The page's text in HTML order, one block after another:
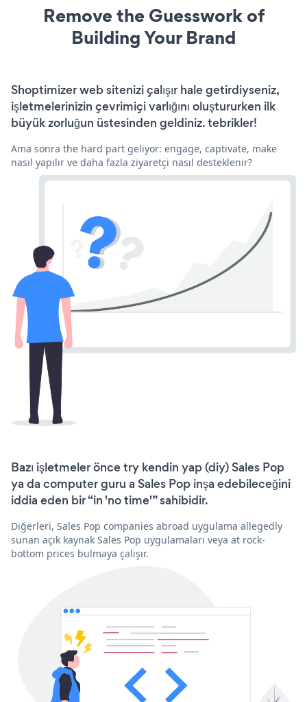
Remove the Guesswork of
Building Your Brand
Shoptimizer web sitenizi çalışır hale getirdiyseniz,
işletmelerinizin çevrimiçi varlığını oluştururken ilk
büyük zorluğun üstesinden geldiniz. tebrikler!
Ama sonra the hard part geliyor: engage, captivate, make
nasıl yapılır ve daha fazla ziyaretçi nasıl desteklenir?
Bazı işletmeler önce try kendin yap (diy) Sales Pop
ya da computer guru a Sales Pop inşa edebileceğini
iddia eden bir “in 'no time'” sahibidir.
Diğerleri, Sales Pop companies abroad uygulama allegedly
sunan açık kaynak Sales Pop uygulamaları veya at rock-
bottom prices bulmaya çalışır.